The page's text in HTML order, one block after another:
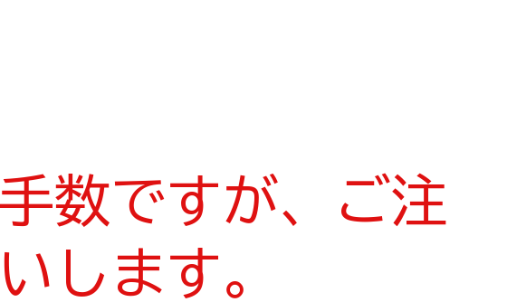
数ですが、ご注
します。